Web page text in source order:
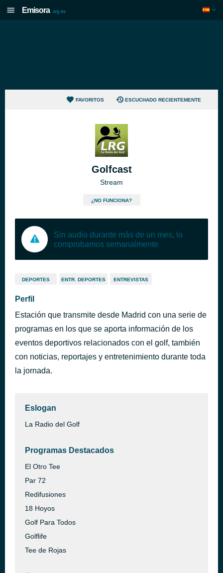
Emisora .org.es
FAVORITOS ESCUCHADO RECIENTEMENTE
Golfcast
Stream
¿NO FUNCIONA?
Sin audio durante más de un mes, lo
comprobamos semanalmente
DEPORTES ENTR. DEPORTES ENTREVISTAS
Perfil
Estación que transmite desde Madrid con una serie de
programas en los que se aporta información de los
eventos deportivos relacionados con el golf, también
con noticias, reportajes y entretenimiento durante toda
la jornada.
Eslogan
La Radio del Golf
Programas Destacados
El Otro Tee
Par 72
Redifusiones
18 Hoyos
Golf Para Todos
Golflife
Tee de Rojas